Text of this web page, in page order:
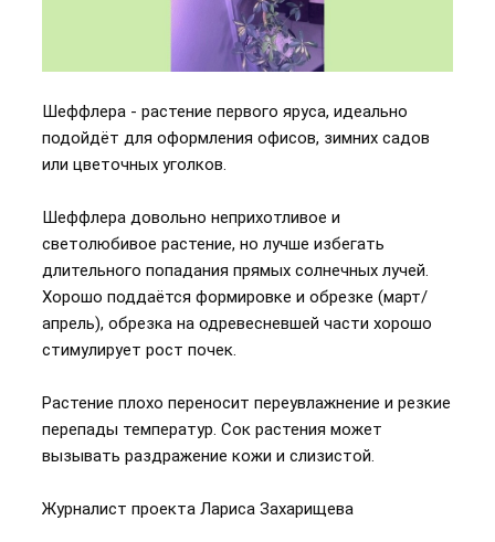
Шеффлера - растение первого яруса, идеально
подойдёт для оформления офисов, зимних садов
или цветочных уголков.
Шеффлера довольно неприхотливое и
светолюбивое растение, но лучше избегать
длительного попадания прямых солнечных лучей.
Хорошо поддаётся формировке и обрезке (март/
апрель), обрезка на одревесневшей части хорошо
стимулирует рост почек.
Растение плохо переносит переувлажнение и резкие
перепады температур. Сок растения может
вызывать раздражение кожи и слизистой.
Журналист проекта Лариса Захарищева